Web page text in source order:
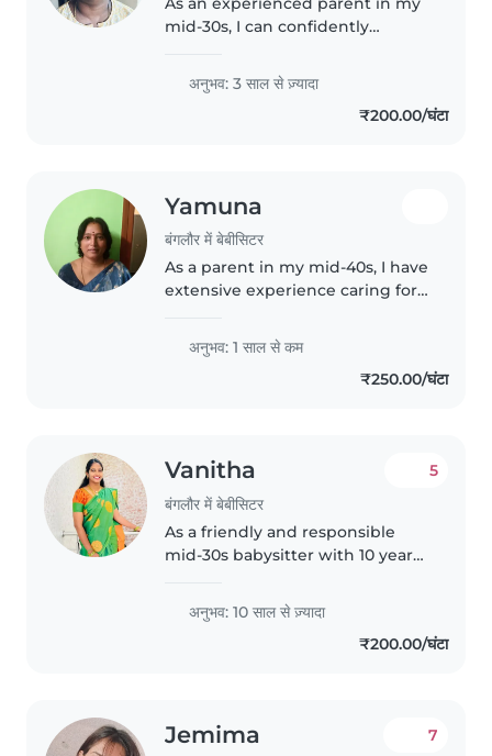
mid-30s, I can confidently
children. With 3 years of
babysitting experience working
with babies, toddlers, and
अनुभव: 3 साल से ज़्यादा
₹200.00/घंटा
Yamuna
बंगलौर में बेबीसिटर
As a parent in my mid-40s, I have
extensive experience caring for
to pre-teens. I'm a responsible,
friendly, and caring individual
अनुभव: 1 साल से कम
₹250.00/घंटा
Vanitha
बंगलौर में बेबीसिटर
5
As a friendly and responsible
mid-30s babysitter with 10 years
provide loving care for your little
ones. I have cared for babies,
toddlers, and preschoolers,..
अनुभव: 10 साल से ज़्यादा
₹200.00/घंटा
Jemima 7